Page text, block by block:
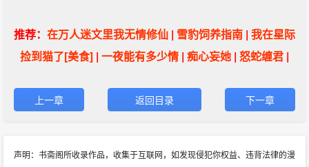
推荐： 在万人迷文里我无情修仙 | 雪豹饲养指南 | 我在星际
捡到猫了[美食] | 一夜能有多少情 | 痴心妄她 | 怒蛇缠君 |
上一章 返回目录 下一章
声明：书斋阁所收录作品，收集于互联网，如发现侵犯你权益、违背法律的漫